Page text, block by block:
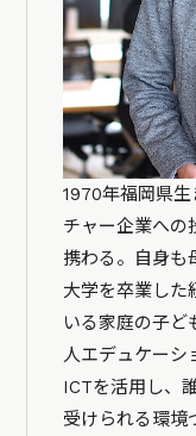
1970年福岡県
チャー企業への
携わる。自身も
大学を卒業した
いる家庭の子ど
人エデュケーシ
ICTを活用し、
受けられる環境